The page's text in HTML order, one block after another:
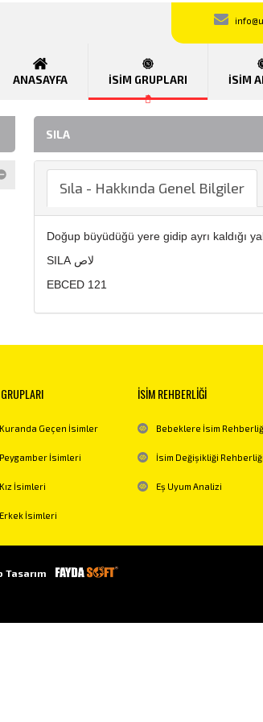
ANASAYFA İSİM GRUPLARI İSİM
SILA
Sıla - Hakkında Genel Bilgiler
Doğup büyüdüğü yere gidip ayrı kaldığı
SILA لاص
EBCED 121
Kuranda Geçen İsimler
Peygamber İsimleri
Kız İsimleri
Erkek İsimleri
İSİM REHBERLİĞİ
Bebeklere İsim
İsim Değişikliği Rehberliği
Eş Uyum Analizi
Tasarım